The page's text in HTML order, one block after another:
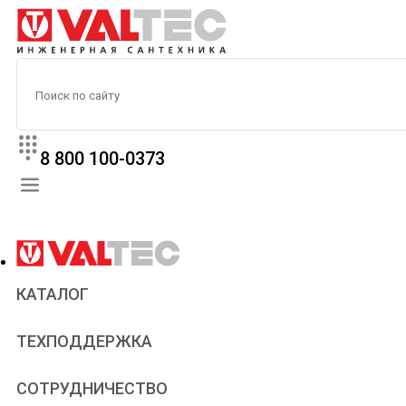
8 800 100-0373
КАТАЛОГ
ТЕХПОДДЕРЖКА
Паспорта и сертификаты
Статьи
СОТРУДНИЧЕСТВО
Сантехникам